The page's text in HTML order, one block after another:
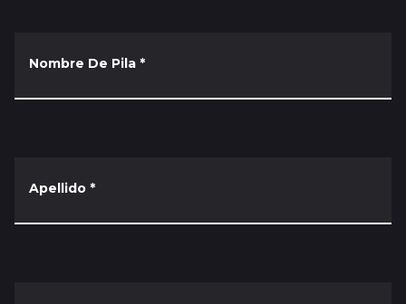
Nombre De Pila *
Apellido *